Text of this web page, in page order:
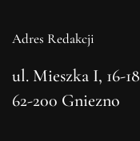
Adres Redakcji
ul. Mieszka I, 16-18
62-200 Gniezno